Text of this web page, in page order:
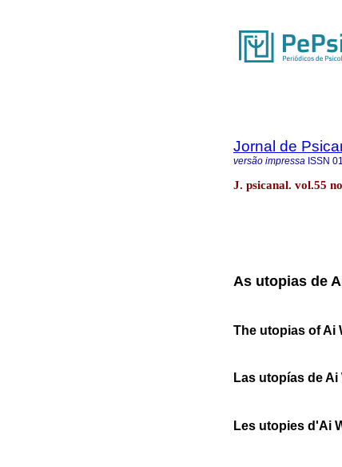
Jornal de
versão impressa ISSN
J. psicanal. vol.55
As utopias de
The utopias of Ai
Las utopías de
Les utopies d'Ai